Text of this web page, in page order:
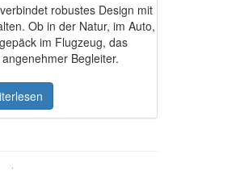
robustes Design mit
Ob in der Natur, im Auto,
im Flugzeug, das
Begleiter.